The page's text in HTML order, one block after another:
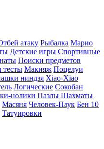
атаку Рыбалка Марио
Детские игры Спортивные
Поиски предметов
тесты Макияж Поцелуи
ниндзя Xiao-Xiao
Логические Сокобан
нолики Пазлы Шахматы
Масяня Человек-Паук Бен 10
Татуировки